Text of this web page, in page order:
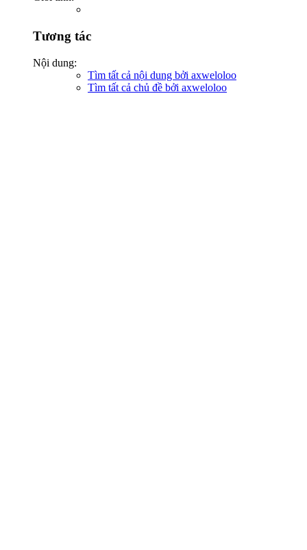
Tương tác
Nội dung:
Tìm tất cả nội dung bởi axweloloo
Tìm tất cả chủ đề bởi axweloloo